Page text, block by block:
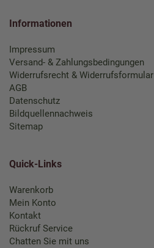
Informationen
Impressum
Versand- & Zahlungsbedingungen
Widerrufsrecht & Widerrufsformular
AGB
Datenschutz
Bildquellennachweis
Sitemap
Quick-Links
Warenkorb
Mein Konto
Kontakt
Rückruf Service
Chatten Sie mit uns